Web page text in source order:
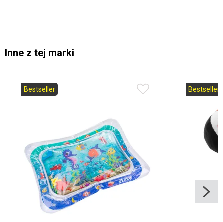
Inne z tej marki
Bestseller Bestseller